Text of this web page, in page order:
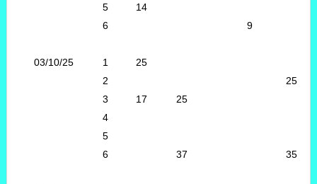
5
14
6
9
03/10/25 1 25
2
25
3
17
25
4
5
6
37 35